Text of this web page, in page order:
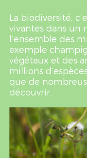
La biodiversité,
vivantes dans un
l’ensemble des
exemple
végétaux et des
millions
que de
découvrir.